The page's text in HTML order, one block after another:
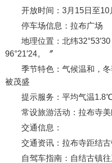
开放时间：3月15日至10
停车场信息：拉布广场
地理位置：北纬32°53′30
96°21′24。〞
季节特色：气候温和，冬
被茂盛
提示服务：平均气温
常设旅游活动：拉布寺美
交通信息：
交通资讯：拉布寺距结古
自驾车指南：自结古镇往